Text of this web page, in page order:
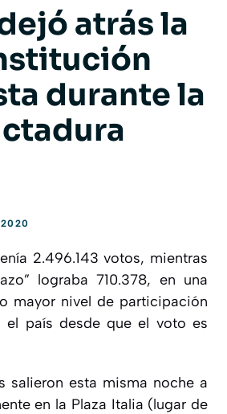
atrás la
durante la
2.496.143 votos, mientras
lograba 710.378, en una
mayor nivel de participación
el país desde que el voto es
salieron esta misma noche a
en la Plaza Italia (lugar de